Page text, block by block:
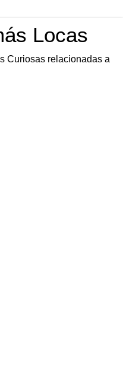
Locas
Curiosas relacionadas a